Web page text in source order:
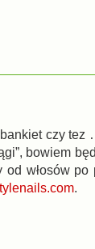
czy
bowiem
włosów
.